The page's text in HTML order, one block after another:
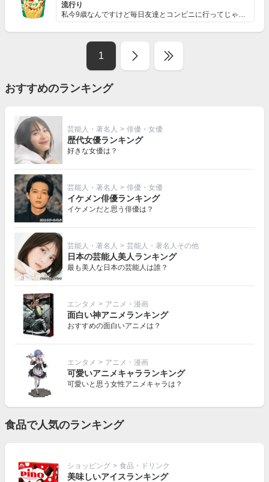
流行り
私今9歳なんですけど毎日友達とコンビニに行ってじゃがり...
1
おすすめのランキング
芸能人・著名人 > 俳優・女優
歴代女優ランキング
好きな女優は？
芸能人・著名人 > 俳優・女優
イケメン俳優ランキング
イケメンだと思う俳優は？
芸能人・著名人 > 芸能人・著名人その他
日本の芸能人美人ランキング
最も美人な日本の芸能人は誰？
エンタメ > アニメ・漫画
面白い神アニメランキング
おすすめの面白いアニメは？
エンタメ > アニメ・漫画
可愛いアニメキャラランキング
可愛いと思う女性アニメキャラは？
食品で人気のランキング
ショッピング > 食品・ドリンク
美味しいアイスランキング